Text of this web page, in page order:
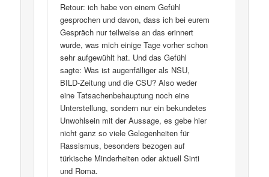
Retour: ich habe von einem Gefühl
gesprochen und davon, dass ich bei eurem
Gespräch nur teilweise an das erinnert
wurde, was mich einige Tage vorher schon
sehr aufgewühlt hat. Und das Gefühl
sagte: Was ist augenfälliger als NSU,
BILD-Zeitung und die CSU? Also weder
eine Tatsachenbehauptung noch eine
Unterstellung, sondern nur ein bekundetes
Unwohlsein mit der Aussage, es gebe hier
nicht ganz so viele Gelegenheiten für
Rassismus, besonders bezogen auf
türkische Minderheiten oder aktuell Sinti
und Roma.